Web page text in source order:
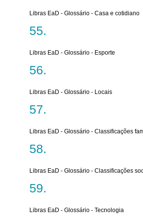
Libras EaD - Glossário - Casa e cotidiano
Libras EaD - Glossário - Esporte
Libras EaD - Glossário - Locais
Libras EaD - Glossário - Classificações
Libras EaD - Glossário - Classificações
Libras EaD - Glossário - Tecnologia